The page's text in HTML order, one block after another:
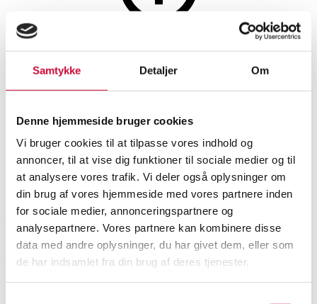
Samtykke Detaljer Om
Denne hjemmeside bruger cookies
Vi bruger cookies til at tilpasse vores indhold og
annoncer, til at vise dig funktioner til sociale medier og til
at analysere vores trafik. Vi deler også oplysninger om
din brug af vores hjemmeside med vores partnere inden
for sociale medier, annonceringspartnere og
analysepartnere. Vores partnere kan kombinere disse
data med andre oplysninger, du har givet dem, eller som
de har indsamlet fra din brug af deres tjenester.
Modern pictorial arts
Kay Christensen. 'The bridge
entered the world'
SHOWROOM
Roskilde
ESTIMATE
DKK 4,000
ITEM NUMBER
6593454
Description